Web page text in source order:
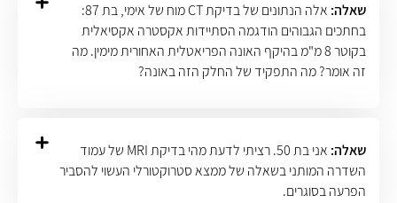
שאלה:
אלה הנתונים של בדיקת CT מוח של אימי, בת 87:
בחתכים הגבוהים הודגמה הסתיידות אקסטרה אקסיאלית
בקוטר 8 מ"מ בהיקף האונה הפריאטלית האחורית מימין. מה
זה אומר? מה התפקיד של החלק הזה באונה?
שאלה:
אני בת 50. רציתי לדעת מהי בדיקת MRI של עמוד
השדרה המותני בשאלה של ממצא סטרוקטורלי העשוי להסביר
הפרעה בסוגרים.